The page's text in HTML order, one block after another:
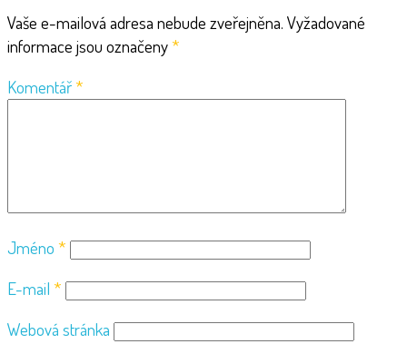
Vaše e-mailová adresa nebude zveřejněna. Vyžadované
informace jsou označeny*
Komentář*
Jméno *
E-mail *
Webová stránka